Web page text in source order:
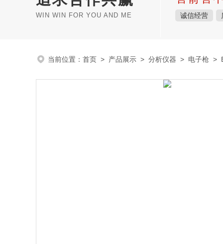
WIN WIN FOR YOU AND ME 诚信经营
当前位置： 首页 > 产品展示 > 分析仪器 > 电子枪 >